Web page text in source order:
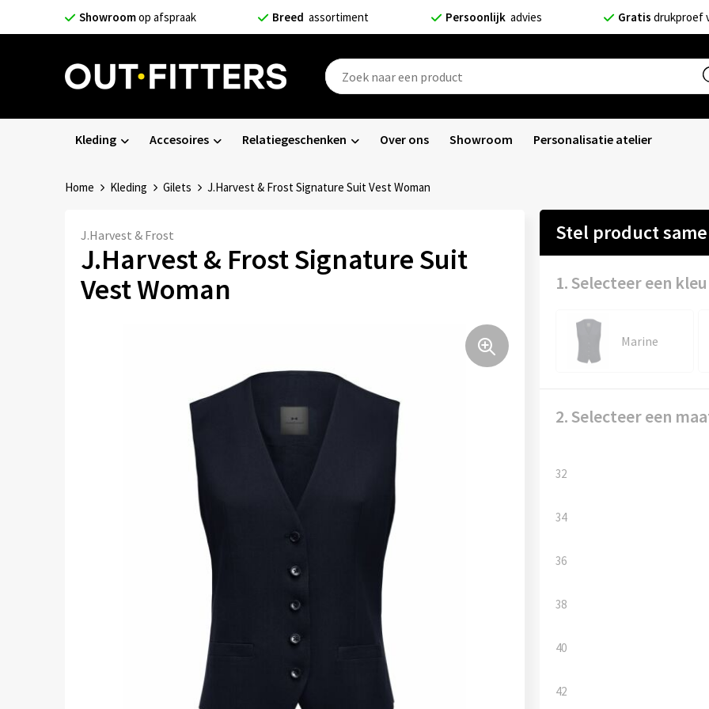
Showroomop afspraak Breed assortiment Persoonlijk advies Gratis drukproef
Kleding Accesoires Relatiegeschenken Over ons Showroom Personalisatie atelier
Home Kleding Gilets J.Harvest & Frost Signature Suit Vest Woman
J.Harvest & Frost
J.Harvest & Frost Signature Suit
Vest Woman
Stel product
1. Selecteer een
Marine
2. Selecteer een
32
34
36
38
40
42